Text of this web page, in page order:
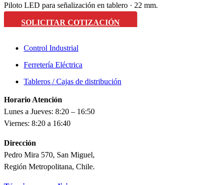
Piloto LED para señalización en tablero · 22 mm.
SOLICITAR COTIZACIÓN
Control Industrial
Ferretería Eléctrica
Tableros / Cajas de distribución
Horario Atención
Lunes a Jueves: 8:20 – 16:50
Viernes: 8:20 a 16:40
Dirección
Pedro Mira 570, San Miguel,
Región Metropolitana, Chile.